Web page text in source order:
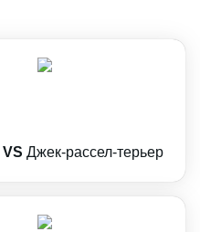
VS Джек-рассел-терьер